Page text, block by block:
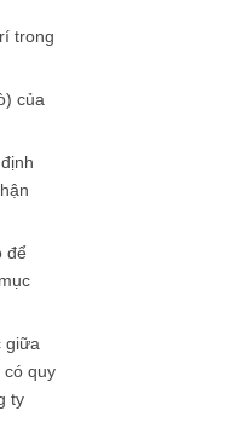
trong
của
để
giữa
có quy
ty